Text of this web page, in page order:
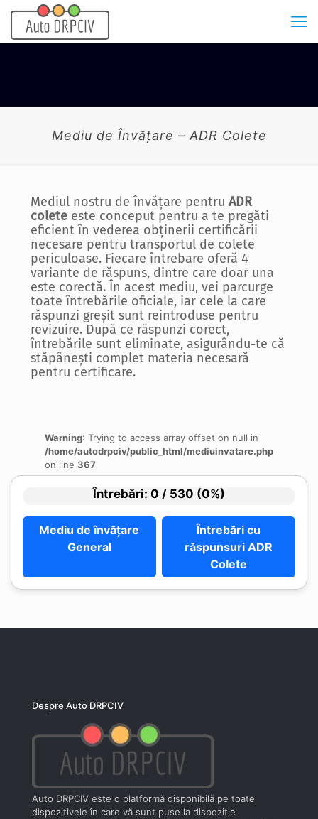
Mediu de Învățare – ADR Colete
Mediul nostru de învățare pentru ADR
colete este conceput pentru a te pregăti
eficient în vederea obținerii certificării
necesare pentru transportul de colete
periculoase. Fiecare întrebare oferă 4
variante de răspuns, dintre care doar una
este corectă. În acest mediu, vei parcurge
toate întrebările oficiale, iar cele la care
răspunzi greșit sunt reintroduse pentru
revizuire. După ce răspunzi corect,
întrebările sunt eliminate, asigurându-te că
stăpânești complet materia necesară
pentru certificare.
Despre Auto DRPCIV
Auto DRPCIV este o platformă disponibilă pe toate
dispozitivele în care vă sunt puse la dispoziţie